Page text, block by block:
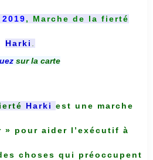
, Marche de la fierté
Harki
sur la carte
Harki est une marche
» pour aider l’exécutif à
choses qui préoccupent